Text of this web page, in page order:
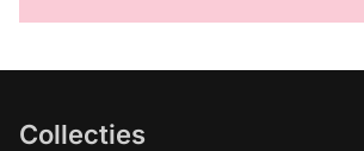
Collecties